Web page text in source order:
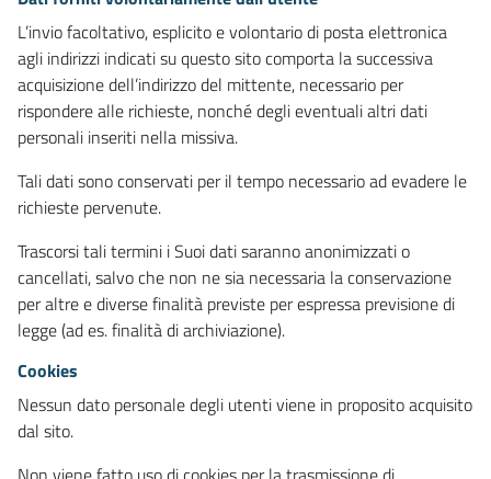
L’invio facoltativo, esplicito e volontario di posta elettronica
agli indirizzi indicati su questo sito comporta la successiva
acquisizione dell’indirizzo del mittente, necessario per
rispondere alle richieste, nonché degli eventuali altri dati
personali inseriti nella missiva.
Tali dati sono conservati per il tempo necessario ad evadere le
richieste pervenute.
Trascorsi tali termini i Suoi dati saranno anonimizzati o
cancellati, salvo che non ne sia necessaria la conservazione
per altre e diverse finalità previste per espressa previsione di
legge (ad es. finalità di archiviazione).
Cookies
Nessun dato personale degli utenti viene in proposito acquisito
dal sito.